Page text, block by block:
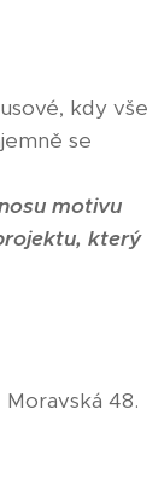
kdy vše
se
motivu
který
48.